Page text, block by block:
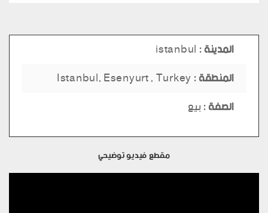
المدينة :
المنطقة :
الصفة :بيع
مقطع فيديو توضيحي